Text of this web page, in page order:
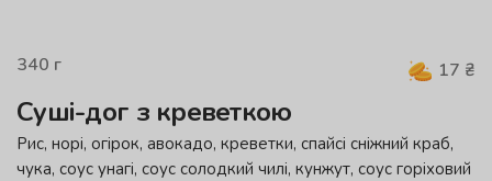
340 г 17 ₴
Суші-дог з креветкою
Рис, норі, огірок, авокадо, креветки, спайсі сніжний краб,
чука, соус унагі, соус солодкий чилі, кунжут, соус горіховий